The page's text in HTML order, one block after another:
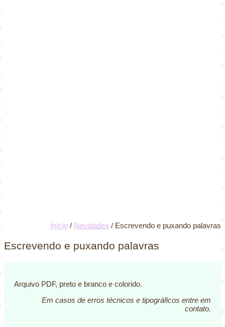
Início / Novidades / Escrevendo e puxando palavras
Escrevendo e puxando palavras
Arquivo PDF, preto e branco e colorido.
Em casos de erros técnicos e tipográficos entre em
contato.